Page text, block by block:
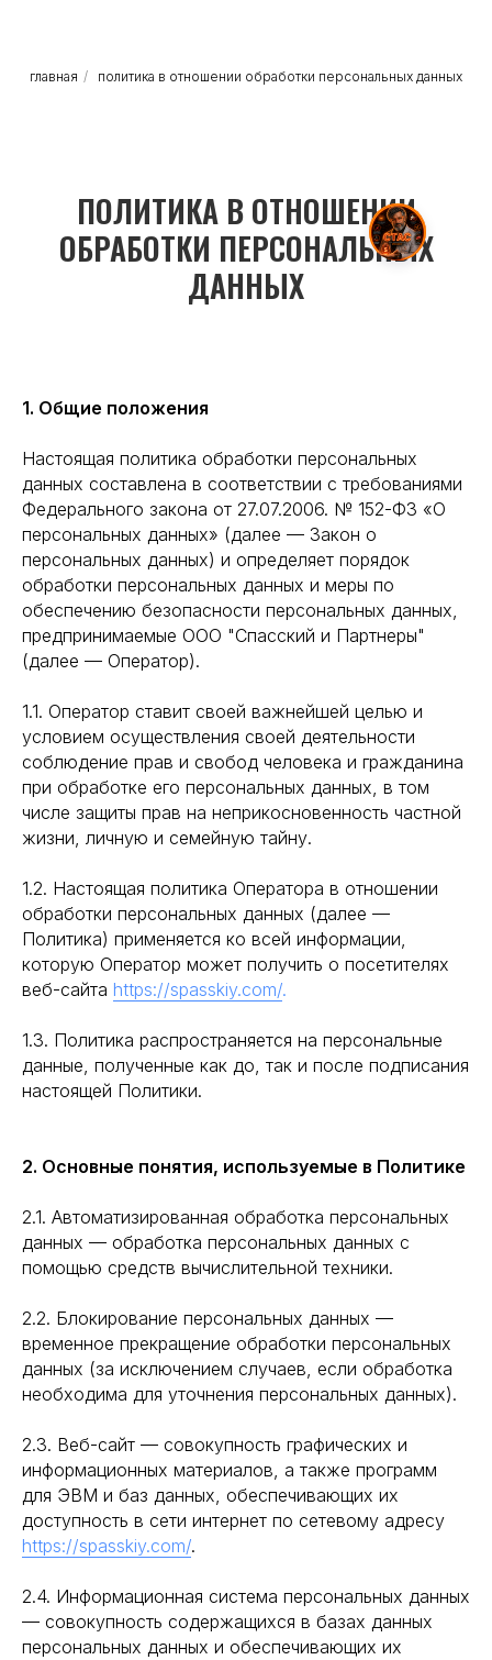
главная / политика в отношении обработки персональных данных
ПОЛИТИКА В ОТНОШЕНИИ
ОБРАБОТКИ ПЕРСОНАЛЬНЫХ
ДАННЫХ
1. Общие положения
Настоящая политика обработки персональных
данных составлена в соответствии с требованиями
Федерального закона от 27.07.2006. № 152-ФЗ «О
персональных данных» (далее — Закон о
персональных данных) и определяет порядок
обработки персональных данных и меры по
обеспечению безопасности персональных данных,
предпринимаемые ООО "Спасский и Партнеры"
(далее — Оператор).
1.1. Оператор ставит своей важнейшей целью и
условием осуществления своей деятельности
соблюдение прав и свобод человека и гражданина
при обработке его персональных данных, в том
числе защиты прав на неприкосновенность частной
жизни, личную и семейную тайну.
1.2. Настоящая политика Оператора в отношении
обработки персональных данных (далее —
Политика) применяется ко всей информации,
которую Оператор может получить о посетителях
веб-сайта https://spasskiy.com/.
1.3. Политика распространяется на персональные
данные, полученные как до, так и после подписания
настоящей Политики.
2. Основные понятия, используемые в Политике
2.1. Автоматизированная обработка персональных
данных — обработка персональных данных с
помощью средств вычислительной техники.
2.2. Блокирование персональных данных —
временное прекращение обработки персональных
данных (за исключением случаев, если обработка
необходима для уточнения персональных данных).
2.3. Веб-сайт — совокупность графических и
информационных материалов, а также программ
для ЭВМ и баз данных, обеспечивающих их
доступность в сети интернет по сетевому адресу
https://spasskiy.com/.
2.4. Информационная система персональных данных
— совокупность содержащихся в базах данных
персональных данных и обеспечивающих их